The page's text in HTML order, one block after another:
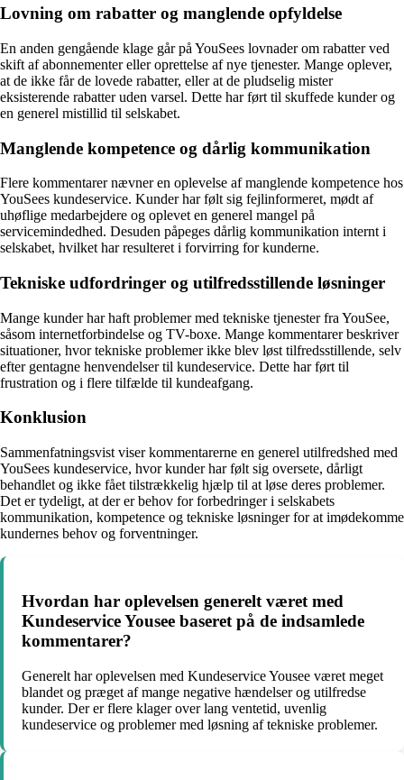
Lovning om rabatter og manglende opfyldelse
En anden gengående klage går på YouSees lovnader om rabatter ved
skift af abonnementer eller oprettelse af nye tjenester. Mange oplever,
at de ikke får de lovede rabatter, eller at de pludselig mister
eksisterende rabatter uden varsel. Dette har ført til skuffede kunder og
en generel mistillid til selskabet.
Manglende kompetence og dårlig kommunikation
Flere kommentarer nævner en oplevelse af manglende kompetence hos
YouSees kundeservice. Kunder har følt sig fejlinformeret, mødt af
uhøflige medarbejdere og oplevet en generel mangel på
servicemindedhed. Desuden påpeges dårlig kommunikation internt i
selskabet, hvilket har resulteret i forvirring for kunderne.
Tekniske udfordringer og utilfredsstillende løsninger
Mange kunder har haft problemer med tekniske tjenester fra YouSee,
såsom internetforbindelse og TV-boxe. Mange kommentarer beskriver
situationer, hvor tekniske problemer ikke blev løst tilfredsstillende, selv
efter gentagne henvendelser til kundeservice. Dette har ført til
frustration og i flere tilfælde til kundeafgang.
Konklusion
Sammenfatningsvist viser kommentarerne en generel utilfredshed med
YouSees kundeservice, hvor kunder har følt sig oversete, dårligt
behandlet og ikke fået tilstrækkelig hjælp til at løse deres problemer.
Det er tydeligt, at der er behov for forbedringer i selskabets
kommunikation, kompetence og tekniske løsninger for at imødekomme
kundernes behov og forventninger.
Hvordan har oplevelsen generelt været med
Kundeservice Yousee baseret på de indsamlede
kommentarer?
Generelt har oplevelsen med Kundeservice Yousee været meget
blandet og præget af mange negative hændelser og utilfredse
kunder. Der er flere klager over lang ventetid, uvenlig
kundeservice og problemer med løsning af tekniske problemer.